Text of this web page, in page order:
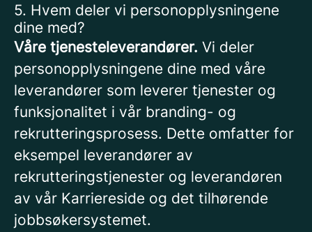
5. Hvem deler vi personopplysningene
dine med?
Våre tjenesteleverandører. Vi deler
personopplysningene dine med våre
leverandører som leverer tjenester og
funksjonalitet i vår branding- og
rekrutteringsprosess. Dette omfatter for
eksempel leverandører av
rekrutteringstjenester og leverandøren
av vår Karriereside og det tilhørende
jobbsøkersystemet.